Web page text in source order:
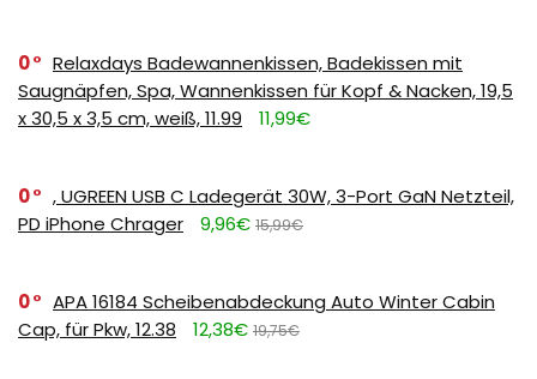
0
Relaxdays Badewannenkissen, Badekissen mit
Saugnäpfen, Spa, Wannenkissen für Kopf & Nacken, 19,5
x 30,5 x 3,5 cm, weiß, 11.99
11,99€
0
, UGREEN USB C Ladegerät 30W, 3-Port GaN Netzteil,
PD iPhone Chrager
9,96€ 15,99€
0
APA 16184 Scheibenabdeckung Auto Winter Cabin
Cap, für Pkw, 12.38
12,38€ 19,75€